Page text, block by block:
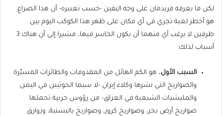
لكن ما يعرفه فريدمان على وجه اليقين -حسب تعبيره- أن هذا الصراع
هو أخطر لعبة تجري في أي مكان على ظهر هذا الكوكب اليوم بين
طرفين لا يرغب أي منهما أن يكون الخاسر فيها، مشيرا إلى أن هناك 3
أسباب لذلك:
السبب الأول، هو الكم الهائل من المقذوفات والطائرات المسيّرة
والصواريخ التي نشرها وكلاء إيران -لا سيما الحوثيين في اليمن
والمليشيات الشيعية في العراق- من رؤوس حربية تحملها
صواريخ أرض بحر، وصواريخ كروز، وصواريخ باليستية، وزوارق